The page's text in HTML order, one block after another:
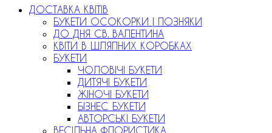
ДОСТАВКА КВІТІВ
БУКЕТИ ОСОКОРКИ | ПОЗНЯКИ
ДО ДНЯ СВ. ВАЛЕНТИНА
КВІТИ В ШЛЯПНИХ КОРОБКАХ
БУКЕТИ
ЧОЛОВІЧІ БУКЕТИ
ДИТЯЧІ БУКЕТИ
ЖІНОЧІ БУКЕТИ
БІЗНЕС БУКЕТИ
АВТОРСЬКІ БУКЕТИ
ВЕСІЛЬНА ФЛОРИСТИКА